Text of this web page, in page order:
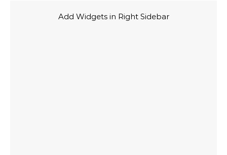
Add Widgets in Right Sidebar